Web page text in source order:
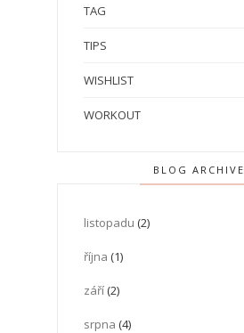
TAG
TIPS
WISHLIST
WORKOUT
BLOG ARCHIVE
listopadu (2)
října (1)
září (2)
srpna (4)